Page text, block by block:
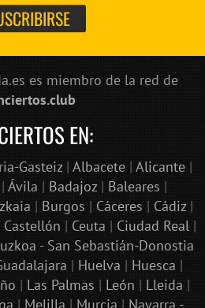
es miembro de la red de
EN:
Gasteiz| Albacete| Alicante|
| Ávila | Badajoz| Baleares |
| Burgos | Cáceres | Cádiz|
Castellón | Ceuta | Ciudad Real|
- San Sebastián-Donostia
| Huelva | Huesca |
| Las Palmas | León | Lleida |